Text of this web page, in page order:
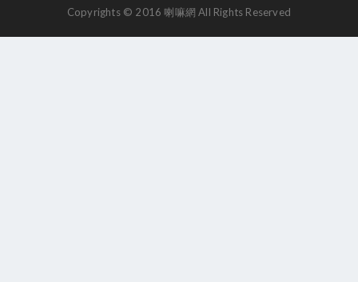
Copyrights © 2016 喇嘛網 All Rights Reserved